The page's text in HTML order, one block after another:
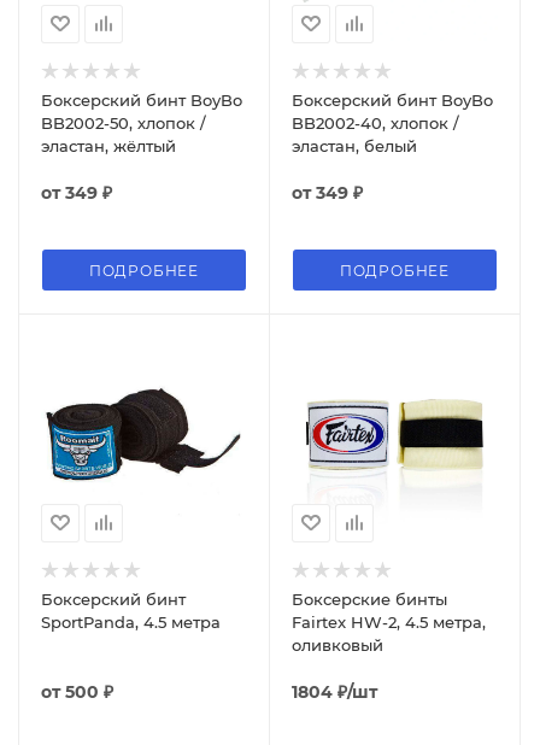
Боксерский бинт BoyBo
BB2002-50, хлопок /
эластан, жёлтый
от349 ₽
ПОДРОБНЕЕ
Боксерский бинт BoyBo
BB2002-40, хлопок /
эластан, белый
от349 ₽
ПОДРОБНЕЕ
Боксерский бинт
SportPanda, 4.5 метра
от500 ₽
Боксерские бинты
Fairtex HW-2, 4.5 метра,
оливковый
1804 ₽/шт